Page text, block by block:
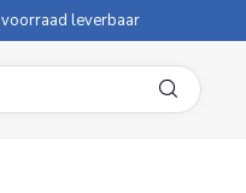
leverbaar